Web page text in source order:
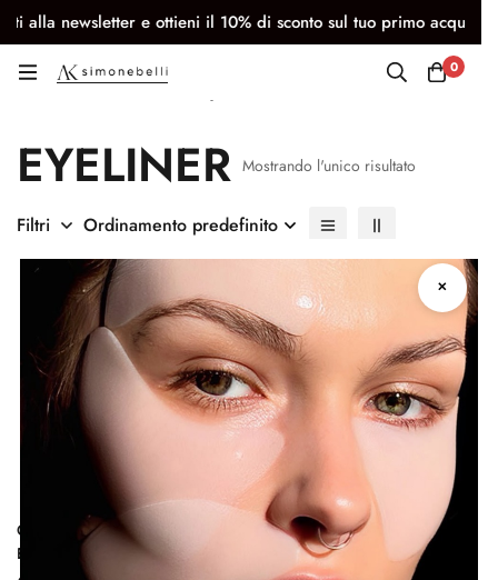
alla newsletter e ottieni il 10% di sconto sul tuo primo acquisto
0
EYELINER Mostrando l'unico risultato
Filtri Ordinamento predefinito
Graphic Liner Carbon Black |
Eyeliner Alta Precisione
✕